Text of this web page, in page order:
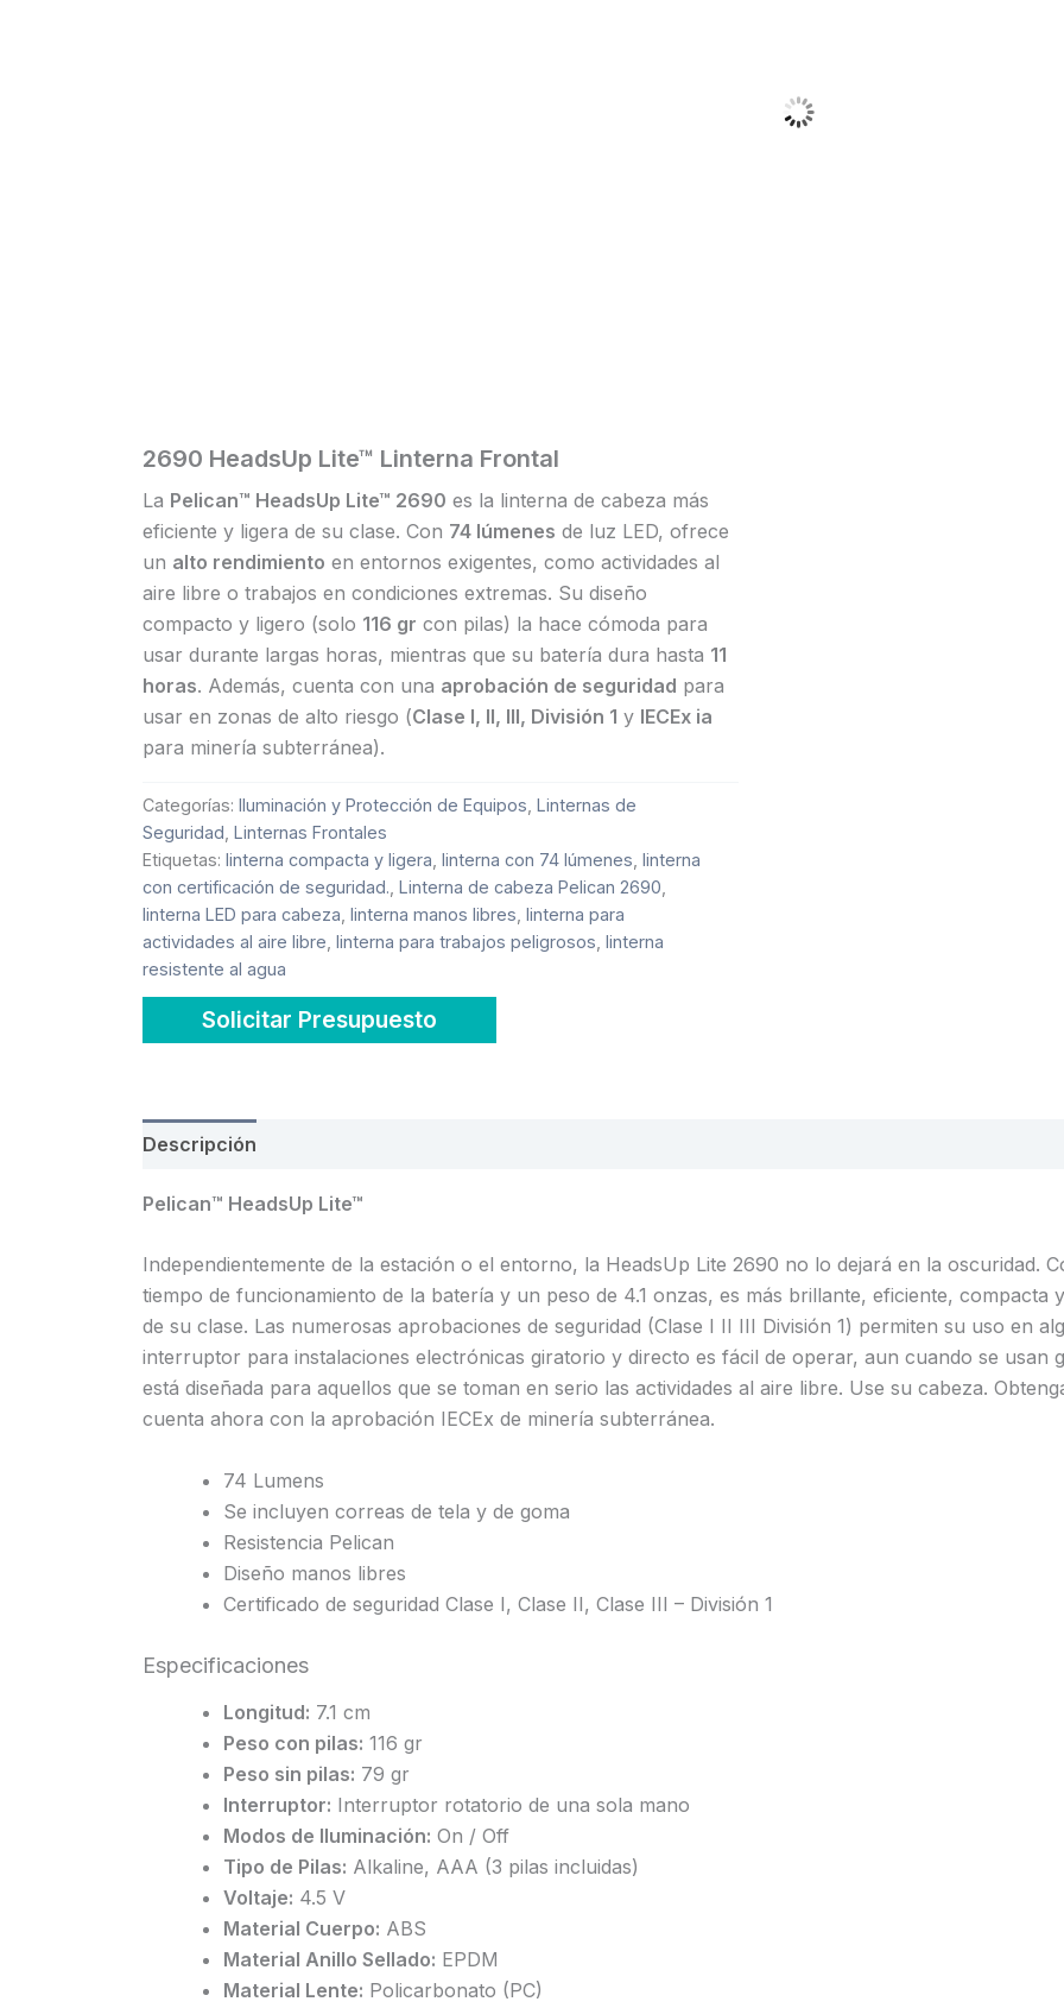
2690 HeadsUp Lite™ Linterna Frontal
La Pelican™ HeadsUp Lite™ 2690 es la linterna de cabeza más
eficiente y ligera de su clase. Con 74 lúmenes de luz LED, ofrece
un alto rendimiento en entornos exigentes, como actividades al
aire libre o trabajos en condiciones extremas. Su diseño
compacto y ligero (solo 116 gr con pilas) la hace cómoda para
usar durante largas horas, mientras que su batería dura hasta 11
horas. Además, cuenta con una aprobación de seguridad para
usar en zonas de alto riesgo (Clase I, II, III, División 1 y IECEx ia
para minería subterránea).
Categorías: Iluminación y Protección de Equipos Linternas de
Seguridad Linternas Frontales
Etiquetas: linterna compacta y ligera linterna con 74 lúmenes linterna
con certificación de seguridad. Linterna de cabeza Pelican 2690
linterna LED para cabeza linterna manos libres linterna para
actividades al aire libre linterna para trabajos peligrosos linterna
resistente al agua
Solicitar Presupuesto
Descripción
Pelican™ HeadsUp Lite™
Independientemente de la estación o el entorno, la HeadsUp Lite 2690 no lo dejará en la oscuridad.
tiempo de funcionamiento de la batería y un peso de 4.1 onzas, es más brillante, eficiente, compacta
de su clase. Las numerosas aprobaciones de seguridad (Clase I II III División 1) permiten su uso en
interruptor para instalaciones electrónicas giratorio y directo es fácil de operar, aun cuando se usan
está diseñada para aquellos que se toman en serio las actividades al aire libre. Use su cabeza.
cuenta ahora con la aprobación IECEx de minería subterránea.
74 Lumens
Se incluyen correas de tela y de goma
Resistencia Pelican
Diseño manos libres
Certificado de seguridad Clase I, Clase II, Clase III – División 1
Especificaciones
Longitud: 7.1 cm
Peso con pilas: 116 gr
Peso sin pilas: 79 gr
Interruptor: Interruptor rotatorio de una sola mano
Modos de Iluminación: On / Off
Tipo de Pilas: Alkaline, AAA (3 pilas incluidas)
Voltaje: 4.5 V
Material Cuerpo: ABS
Material Anillo Sellado: EPDM
Material Lente: Policarbonato (PC)